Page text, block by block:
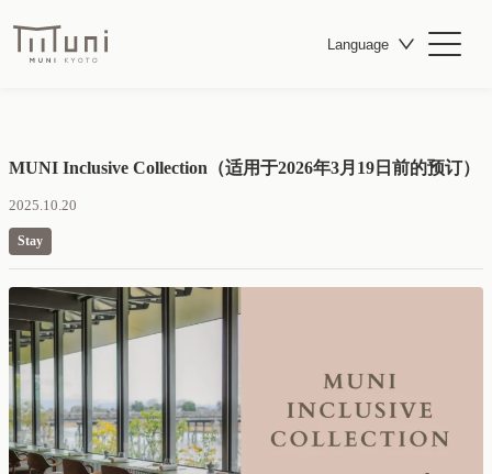
Language
MUNI Inclusive Collection（适用于2026年3月19日前的预订）
2025.10.20
Stay